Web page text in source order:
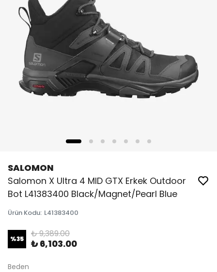
SALOMON
Salomon X Ultra 4 MID GTX Erkek Outdoor
Bot L41383400 Black/Magnet/Pearl Blue
Ürün Kodu: L41383400
%35 ₺ 9,389.00
₺ 6,103.00
Beden